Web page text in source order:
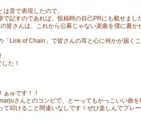
は音で表現したので、
で記すのであれば、投稿時の自己PRにも載せまし
皆さんは、これから公募じゃない楽曲を僕に書か
「Link of Chain」で皆さんの耳と心に何かが届く
た！
ぁゅです！！
さんとのコンビで、とーってもかっこいい曲
て叩けること間違いなしです！ぜひ楽しんでプレ